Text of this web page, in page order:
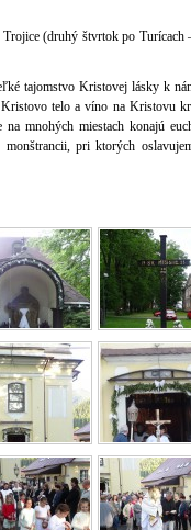
(druhý štvrtok po Turícach
tajomstvo Kristovej lásky k
Kristovo telo a víno na Kristovu
mnohých miestach konajú
pri ktorých